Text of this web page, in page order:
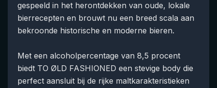
gespeeld in het herontdekken van oude, lokale
bierrecepten en brouwt nu een breed scala aan
bekroonde historische en moderne bieren.
Met een alcoholpercentage van 8,5 procent
biedt TO ØLD FASHIONED een stevige body die
perfect aansluit bij de rijke maltkarakteristieken